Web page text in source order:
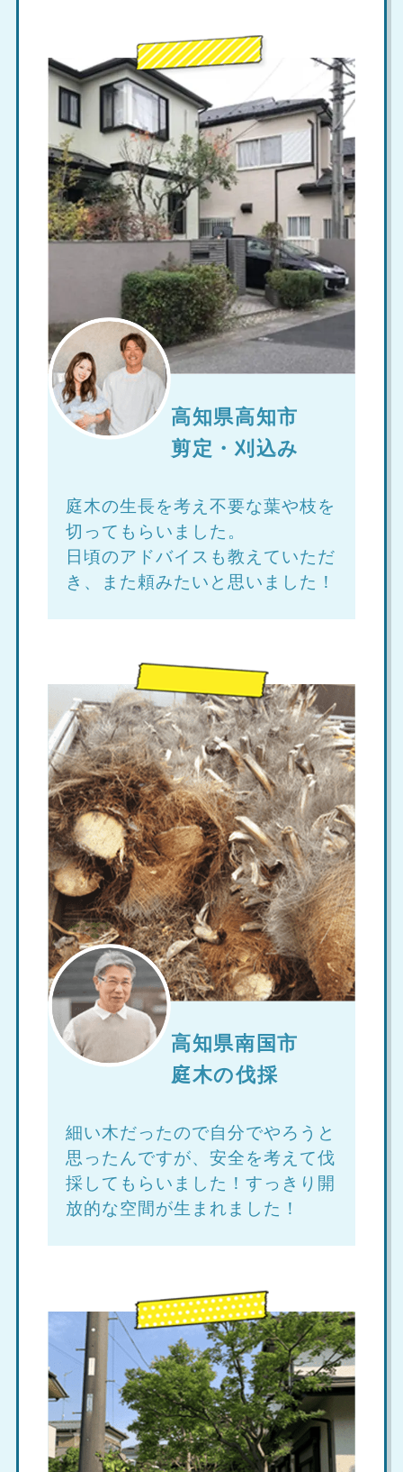
高知県高知市
剪定・刈込み
庭木の生長を考え不要な葉や枝を
切ってもらいました。
日頃のアドバイスも教えていただ
き、また頼みたいと思いました！
高知県南国市
庭木の伐採
細い木だったので自分でやろうと
思ったんですが、安全を考えて伐
採してもらいました！すっきり開
放的な空間が生まれました！